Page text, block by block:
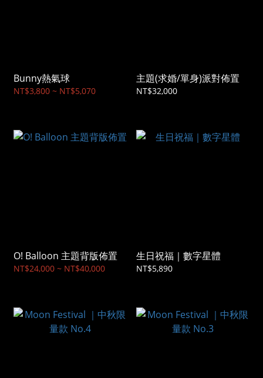
Bunny熱氣球
NT$3,800 ~ NT$5,070
主題(求婚/單⾝)派對佈置
NT$32,000
O! Balloon 主題背版佈置
NT$24,000 ~ NT$40,000
生日祝福｜數字星體
NT$5,890